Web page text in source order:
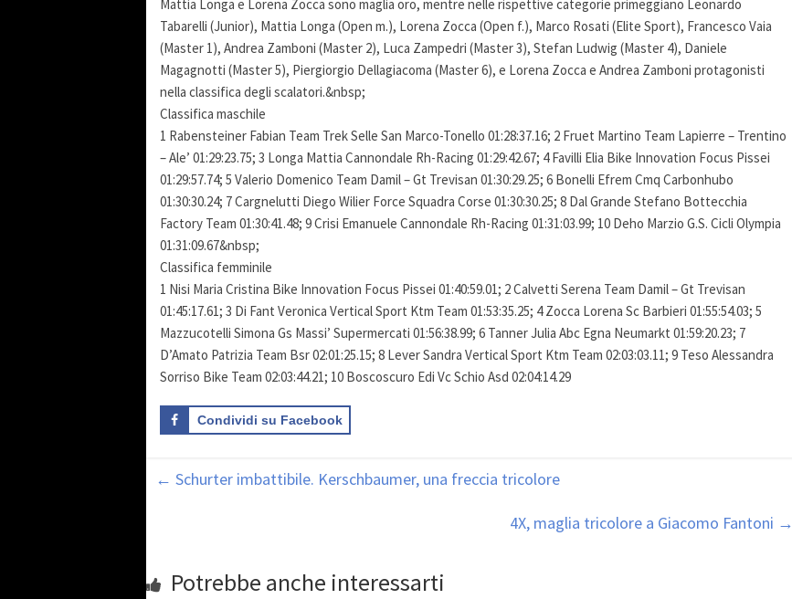
Mattia Longa e Lorena Zocca sono maglia oro, mentre nelle rispettive categorie primeggiano Leonardo
Tabarelli (Junior), Mattia Longa (Open m.), Lorena Zocca (Open f.), Marco Rosati (Elite Sport), Francesco Vaia
(Master 1), Andrea Zamboni (Master 2), Luca Zampedri (Master 3), Stefan Ludwig (Master 4), Daniele
Magagnotti (Master 5), Piergiorgio Dellagiacoma (Master 6), e Lorena Zocca e Andrea Zamboni protagonisti
nella classifica degli scalatori.&nbsp;
Classifica maschile
1 Rabensteiner Fabian Team Trek Selle San Marco-Tonello 01:28:37.16; 2 Fruet Martino Team Lapierre – Trentino
– Ale’ 01:29:23.75; 3 Longa Mattia Cannondale Rh-Racing 01:29:42.67; 4 Favilli Elia Bike Innovation Focus Pissei
01:29:57.74; 5 Valerio Domenico Team Damil – Gt Trevisan 01:30:29.25; 6 Bonelli Efrem Cmq Carbonhubo
01:30:30.24; 7 Cargnelutti Diego Wilier Force Squadra Corse 01:30:30.25; 8 Dal Grande Stefano Bottecchia
Factory Team 01:30:41.48; 9 Crisi Emanuele Cannondale Rh-Racing 01:31:03.99; 10 Deho Marzio G.S. Cicli Olympia
01:31:09.67&nbsp;
Classifica femminile
1 Nisi Maria Cristina Bike Innovation Focus Pissei 01:40:59.01; 2 Calvetti Serena Team Damil – Gt Trevisan
01:45:17.61; 3 Di Fant Veronica Vertical Sport Ktm Team 01:53:35.25; 4 Zocca Lorena Sc Barbieri 01:55:54.03; 5
Mazzucotelli Simona Gs Massi’ Supermercati 01:56:38.99; 6 Tanner Julia Abc Egna Neumarkt 01:59:20.23; 7
D’Amato Patrizia Team Bsr 02:01:25.15; 8 Lever Sandra Vertical Sport Ktm Team 02:03:03.11; 9 Teso Alessandra
Sorriso Bike Team 02:03:44.21; 10 Boscoscuro Edi Vc Schio Asd 02:04:14.29
Condividi su Facebook
← Schurter imbattibile. Kerschbaumer, una freccia tricolore
4X, maglia tricolore a Giacomo Fantoni →
Potrebbe anche interessarti